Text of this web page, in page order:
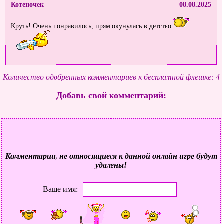
Котеночек 08.08.2025
Круть! Очень понравилось, прям окунулась в детство
Количество одобренных комментариев к бесплатной флешке: 4
Добавь свой комментарий:
Комментарии, не относящиеся к данной онлайн игре будут
удалены!
Ваше имя: